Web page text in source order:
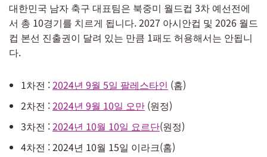
대한민국 남자 축구 대표팀은 북중미 월드컵 3차 예선전에
서 총 10경기를 치르게 됩니다. 2027 아시안컵 및 2026 월드
컵 본선 진출권이 달려 있는 만큼 1패도 허용해서는 안됩니
다.
1차전 :2024년 9월 5일 팔레스타인 (홈)
2차전 :2024년 9월 10일 오만 (원정)
3차전 :2024년 10월 10일 요르단(원정)
4차전 : 2024년 10월 15일 이라크(홈)